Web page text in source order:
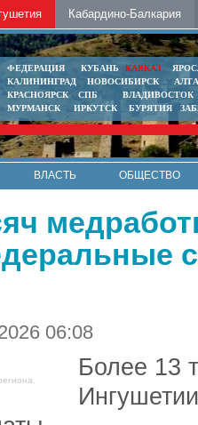
Кабардино-Балкария
ФЕДЕРАЦИЯ КУБАНЬ КАВКАЗ
КАЛИНИНГРАД
НОВОСИБИРСК
КРАСНОЯРСК
СПБ
ВЛАДИВОСТОК
МУРМАНСК
ИРКУТСК БУРЯТИЯ
ВЛАСТЬ
ОБЩЕСТВО
06:08
Более 13